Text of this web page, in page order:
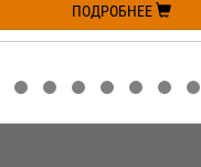
ПОДРОБНЕЕ